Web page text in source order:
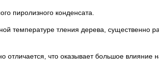
пиролизного конденсата.
температуре тления дерева, существенно
что оказывает большое влияние